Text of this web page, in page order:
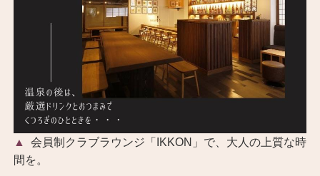
会員制クラブラウンジ「IKKON」で、大人の上質な時
間を。